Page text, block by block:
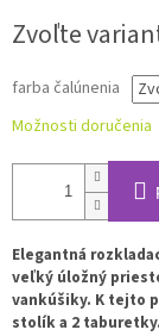
cena:
Zvoľte
farba čalúnenia
Možnosti doručenia
Elegantná
veľký úložný
vankúšiky. K tejto
stolík a 2